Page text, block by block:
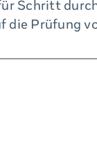
Schritt
die Prüfung